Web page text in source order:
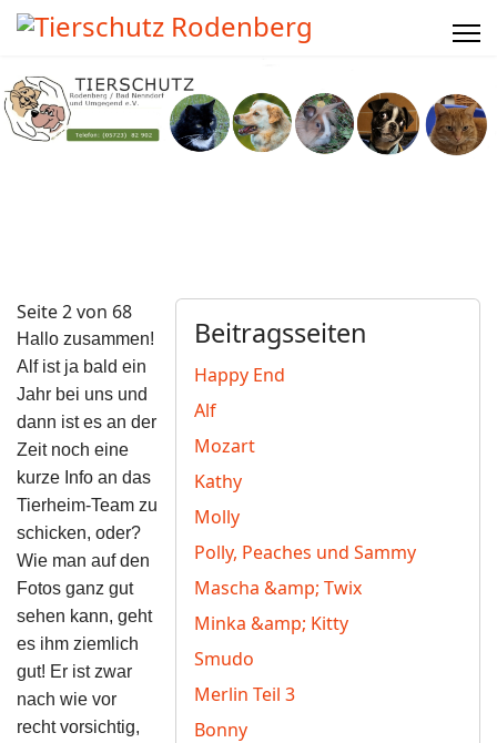
Beitragsseiten
Happy End
Alf
Mozart
Kathy
Molly
Polly, Peaches und Sammy
Mascha &amp; Twix
Minka &amp; Kitty
Smudo
Merlin Teil 3
Bonny
Seite 2 von 68
Hallo zusammen!
Alf ist ja bald ein
Jahr bei uns und
dann ist es an der
Zeit noch eine
kurze Info an das
Tierheim-Team zu
schicken, oder?
Wie man auf den
Fotos ganz gut
sehen kann, geht
es ihm ziemlich
gut! Er ist zwar
nach wie vor
recht vorsichtig,